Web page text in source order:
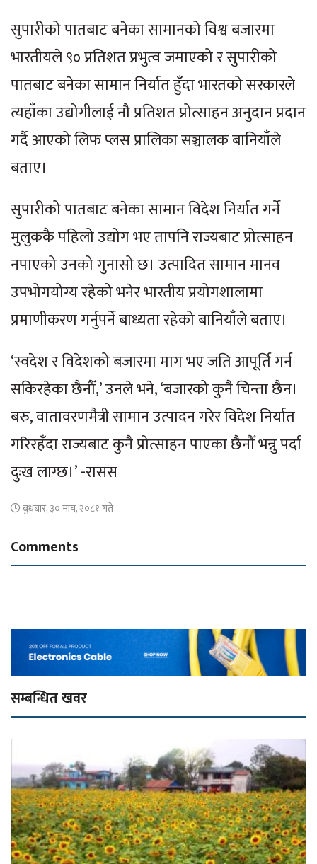
सुपारीको पातबाट बनेका सामानको विश्व बजारमा
भारतीयले ९० प्रतिशत प्रभुत्व जमाएको र सुपारीको
पातबाट बनेका सामान निर्यात हुँदा भारतको सरकारले
त्यहाँका उद्योगीलाई नौ प्रतिशत प्रोत्साहन अनुदान प्रदान
गर्दै आएको लिफ प्लस प्रालिका सञ्चालक बानियाँले
बताए।
सुपारीको पातबाट बनेका सामान विदेश निर्यात गर्ने
मुलुककै पहिलो उद्योग भए तापनि राज्यबाट प्रोत्साहन
नपाएको उनको गुनासो छ। उत्पादित सामान मानव
उपभोगयोग्य रहेको भनेर भारतीय प्रयोगशालामा
प्रमाणीकरण गर्नुपर्ने बाध्यता रहेको बानियाँले बताए।
‘स्वदेश र विदेशको बजारमा माग भए जति आपूर्ति गर्न
सकिरहेका छैनौँ,’ उनले भने, ‘बजारको कुनै चिन्ता छैन।
बरु, वातावरणमैत्री सामान उत्पादन गरेर विदेश निर्यात
गरिरहँदा राज्यबाट कुनै प्रोत्साहन पाएका छैनौँ भन्नु पर्दा
दुःख लाग्छ।’ -रासस
बुधबार, ३० माघ, २०८१ गते
Comments
सम्बन्धित खवर